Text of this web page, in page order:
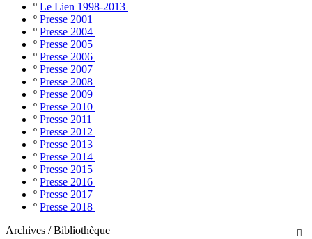
º Le Lien 1998-2013
º Presse 2001
º Presse 2004
º Presse 2005
º Presse 2006
º Presse 2007
º Presse 2008
º Presse 2009
º Presse 2010
º Presse 2011
º Presse 2012
º Presse 2013
º Presse 2014
º Presse 2015
º Presse 2016
º Presse 2017
º Presse 2018

Archives / Bibliothèque